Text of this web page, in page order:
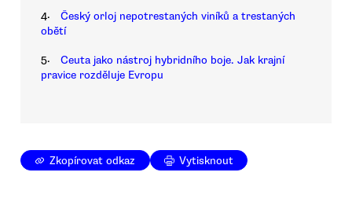
4.
Český orloj nepotrestaných viníků a trestaných
obětí
5.
Ceuta jako nástroj hybridního boje. Jak krajní
pravice rozděluje Evropu
Zkopírovat odkaz Vytisknout